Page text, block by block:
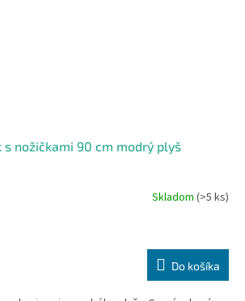
s nožičkami 90 cm modrý plyš
Skladom (>5 ks)
Do košíka